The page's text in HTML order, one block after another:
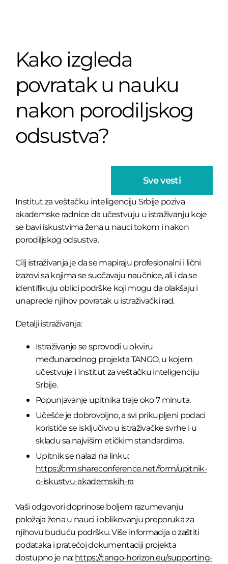
Kako izgleda
povratak u nauku
nakon porodiljskog
odsustva?
Sve vesti
Institut za veštačku inteligenciju Srbije poziva
akademske radnice da učestvuju u istraživanju koje
se bavi iskustvima žena u nauci tokom i nakon
porodiljskog odsustva.
Cilj istraživanja je da se mapiraju profesionalni i lični
izazovi sa kojima se suočavaju naučnice, ali i da se
identifikuju oblici podrške koji mogu da olakšaju i
unaprede njihov povratak u istraživački rad.
Detalji istraživanja:
Istraživanje se sprovodi u okviru
međunarodnog projekta TANGO, u kojem
učestvuje i Institut za veštačku inteligenciju
Srbije.
Popunjavanje upitnika traje oko 7 minuta.
Učešće je dobrovoljno, a svi prikupljeni podaci
koristiće se isključivo u istraživačke svrhe i u
skladu sa najvišim etičkim standardima.
Upitnik se nalazi na linku:
https://crm.shareconference.net/form/upitnik-
o-iskustvu-akademskih-ra
Vaši odgovori doprinose boljem razumevanju
položaja žena u nauci i oblikovanju preporuka za
njihovu buduću podršku. Više informacija o zaštiti
podataka i pratećoj dokumentaciji projekta
dostupno je na:https://tango-horizon.eu/supporting-